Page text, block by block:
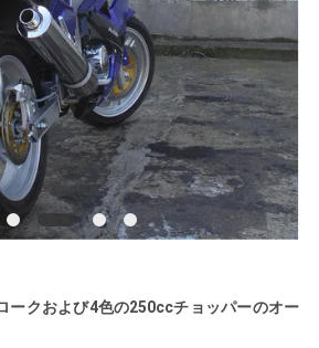
ークおよび4色の250ccチョッパーのオー